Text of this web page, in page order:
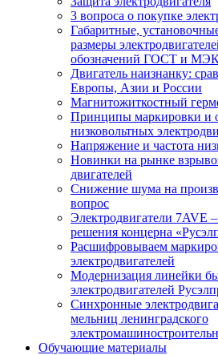
3 вопроса о покупке
Габаритные,
размеры
обозначений ГОСТ и
Двигатель наизнанку:
Европы, Азии и России
Магнитожиткостный
Принципы маркировки и
низковольтных
Напряжение и частота
Новинки на рынке
двигателей
Снижение шума на
вопрос
Электродвигатели 7AVE
решения концерна
Расшифровываем
электродвигателей
Модернизация линейки
электродвигателей
Синхронные
мельниц ленинградского
Обучающие материалы